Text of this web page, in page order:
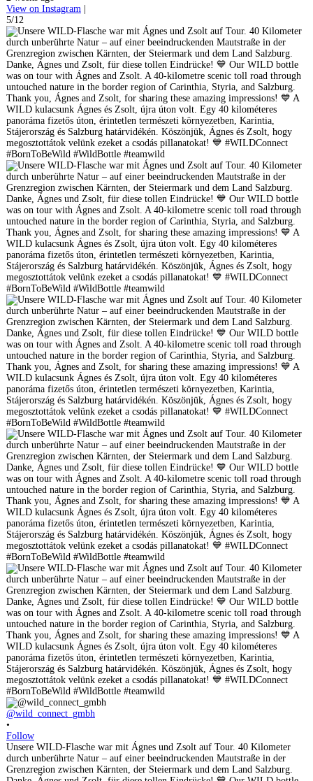
View on Instagram |
5/12
@wild_connect_gmbh
•
Follow
Unsere WILD-Flasche war mit Ágnes und Zsolt auf Tour. 40 Kilometer
durch unberührte Natur – auf einer beeindruckenden Mautstraße in der
Grenzregion zwischen Kärnten, der Steiermark und dem Land Salzburg.